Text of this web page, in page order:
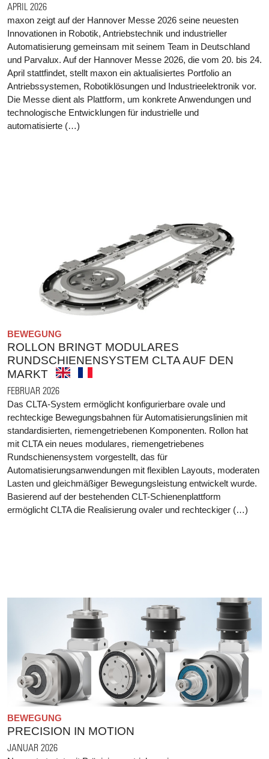
APRIL 2026
maxon zeigt auf der Hannover Messe 2026 seine neuesten
Innovationen in Robotik, Antriebstechnik und industrieller
Automatisierung gemeinsam mit seinem Team in Deutschland
und Parvalux. Auf der Hannover Messe 2026, die vom 20. bis 24.
April stattfindet, stellt maxon ein aktualisiertes Portfolio an
Antriebssystemen, Robotiklösungen und Industrieelektronik vor.
Die Messe dient als Plattform, um konkrete Anwendungen und
technologische Entwicklungen für industrielle und
automatisierte (…)
BEWEGUNG
ROLLON BRINGT MODULARES
RUNDSCHIENENSYSTEM CLTA AUF DEN
MARKT
FEBRUAR 2026
Das CLTA-System ermöglicht konfigurierbare ovale und
rechteckige Bewegungsbahnen für Automatisierungslinien mit
standardisierten, riemengetriebenen Komponenten. Rollon hat
mit CLTA ein neues modulares, riemengetriebenes
Rundschienensystem vorgestellt, das für
Automatisierungsanwendungen mit flexiblen Layouts, moderaten
Lasten und gleichmäßiger Bewegungsleistung entwickelt wurde.
Basierend auf der bestehenden CLT-Schienenplattform
ermöglicht CLTA die Realisierung ovaler und rechteckiger (…)
BEWEGUNG
PRECISION IN MOTION
JANUAR 2026